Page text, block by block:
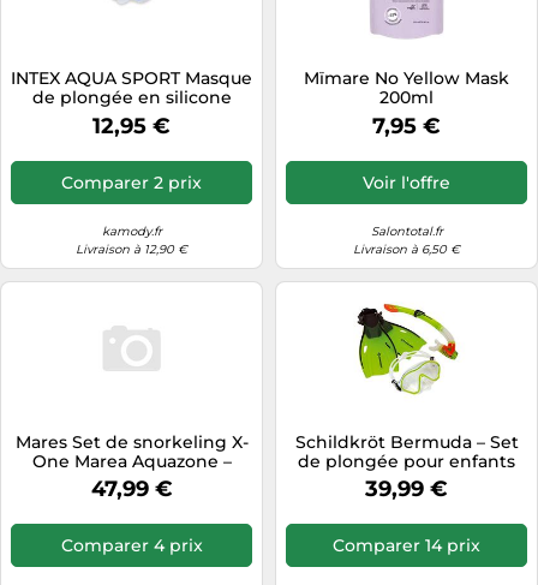
Téléphonie
Téléviseurs
Télévision & vidéo
INTEX AQUA SPORT Masque
de plongée en silicone
55981
12,95 €
Comparer 2 prix
kamody.fr
Livraison à 12,90 €
Mïmare No Yellow Mask
200ml
7,95 €
Voir l'offre
Salontotal.fr
Livraison à 6,50 €
Mares Set de snorkeling X-
One Marea Aquazone –
Blanc/Noir – S/M
47,99 €
Comparer 4 prix
Schildkröt Bermuda – Set
de plongée pour enfants
(masque, tuba, palmes
réglables S/M 27-32)
39,99 €
Comparer 14 prix